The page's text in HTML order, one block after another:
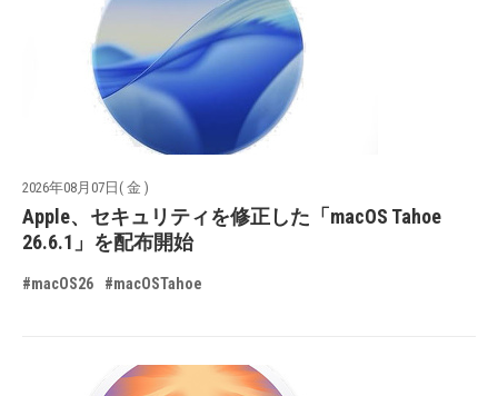
2026年08月07日( 金 )
Apple、セキュリティを修正した「macOS Tahoe
26.6.1」を配布開始
#macOS26 #macOSTahoe